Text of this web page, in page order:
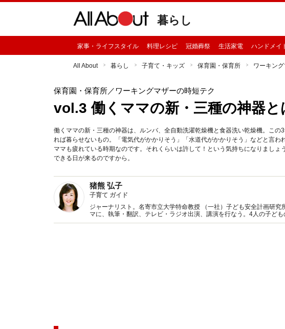
暮らし
家事・ライフスタイル 料理レシピ 冠婚葬祭 生活家電 ハンドメイ
All About 暮らし 子育て・キッズ 保育園・保育所 ワーキン
保育園・保育所／ワーキングマザーの時短テク
vol.3 働くママの新・三種の神器と
働くママの新・三種の神器は、ルンバ、全自動洗濯乾燥機と食器洗い乾燥機。こ
れば暮らせないもの。「電気代がかかりそう」「水道代がかかりそう」などと言わ
ママも疲れている時期なのです。それくらいは許して！という気持ちになりまし
できる日が来るのですから。
猪熊 弘子
子育て ガイド
ジャーナリスト。名寄市立大学特命教授 （一社）子ども安全計画研
マに、執筆・翻訳、テレビ・ラジオ出演、講演を行なう。4人の子ど
房）で第49回日本保育学会 日私幼賞・保育学文献賞受賞。